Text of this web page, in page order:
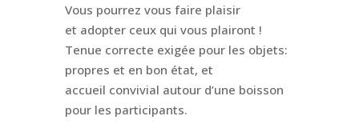
Vous pourrez vous faire plaisir
et adopter ceux qui vous plairont !
Tenue correcte exigée pour les objets:
propres et en bon état, et
accueil convivial autour d’une boisson
pour les participants.